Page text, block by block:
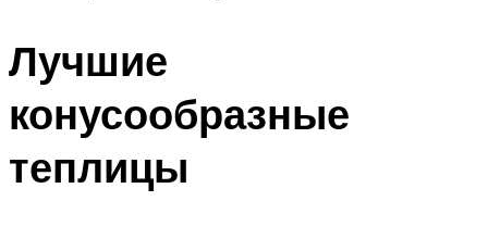
Лучшие
конусообразные
теплицы